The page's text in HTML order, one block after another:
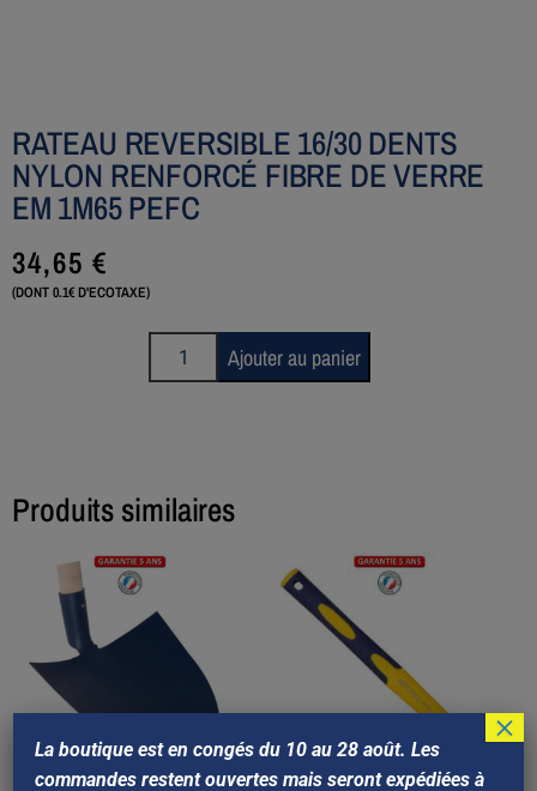
RATEAU REVERSIBLE 16/30 DENTS
NYLON RENFORCÉ FIBRE DE VERRE
EM 1M65 PEFC
34,65€
(DONT 0.1€ D'ECOTAXE)
Ajouter au panier
Produits similaires
La boutique est en congés du 10 au 28 août. Les
commandes restent ouvertes mais seront expédiées à
×